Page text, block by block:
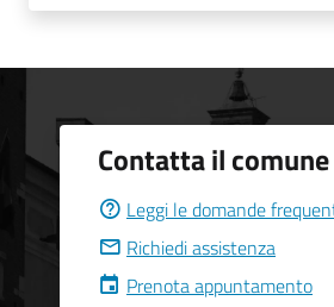
Contatta il comune
Leggi le domande
Richiedi assistenza
Prenota appuntamento